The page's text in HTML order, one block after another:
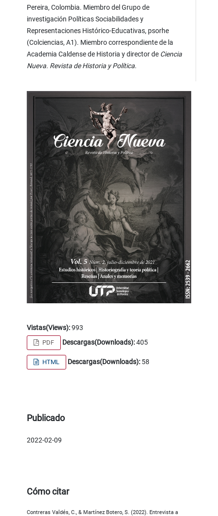
Pereira, Colombia. Miembro del Grupo de
investigación Políticas Sociabilidades y
Representaciones Histórico-Educativas, psorhe
(Colciencias, A1). Miembro correspondiente de la
Academia Caldense de Historia y director de Ciencia
Nueva. Revista de Historia y Política.
Vistas(Views):993
PDF Descargas(Downloads):405
HTML Descargas(Downloads):58
Publicado
2022-02-09
Cómo citar
Contreras Valdés, C., & Martínez Botero, S. (2022). Entrevista a